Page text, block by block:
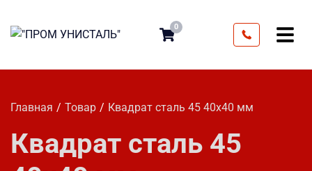
0
Главная Товар Квадрат сталь 45 40х40 мм
Квадрат сталь 45